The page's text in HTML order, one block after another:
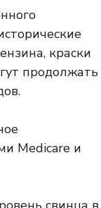
краски
продолжать
Medicare и